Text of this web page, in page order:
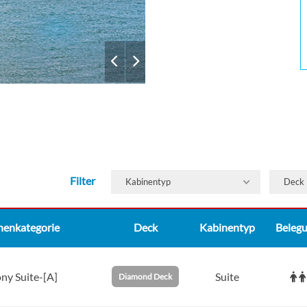
Filter Kabinentyp Deck
Deck Kabinentyp
Suite-[A] Diamond Deck Suite